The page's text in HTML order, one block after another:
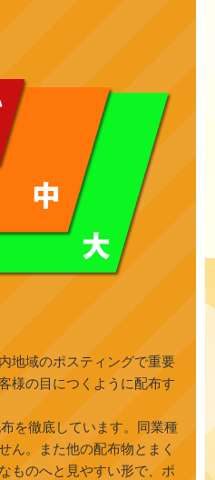
地域のポスティングで重要
様の目につくように配布す
を徹底しています。同業種
ん。また他の配布物とまく
ものへと見やすい形で、ポ